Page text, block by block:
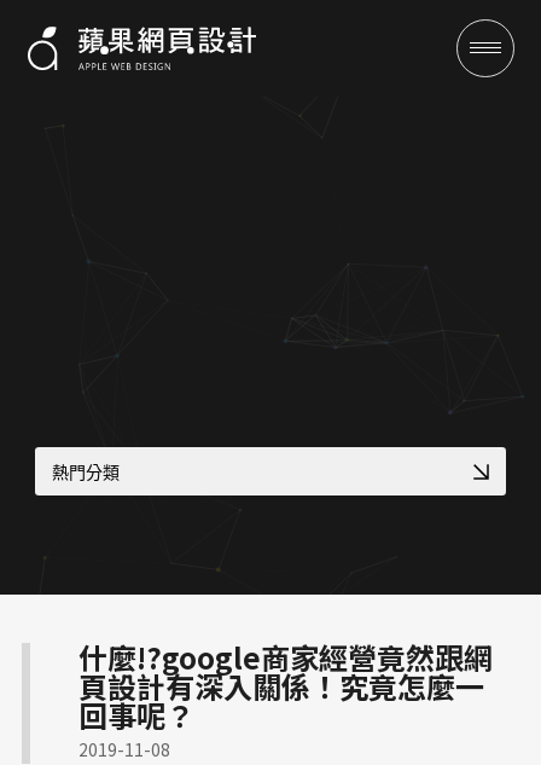
行銷專欄
熱門分類
金流物流一站式整合
大學院所／系辦網頁設計
RWD 購物車設計
中小企業官網
形象官網開發方案
在地服務 SEO 佈局
什麼!?google商家經營竟然跟網
頁設計有深入關係！究竟怎麼一
回事呢？
2019-11-08